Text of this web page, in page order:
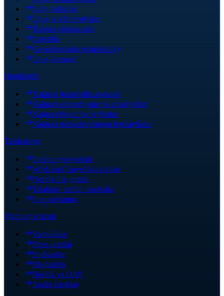
Ilmiy tadbirlar
Ilmiy konferensiyalar
Tasimo olimpiadasi
Patentlar
Guvohnomalar (malakaviy)
Ilmiy kengash
Hamkorlik
Xalqaro hamkorlik aloqalari
Xalqaro stipendiyalar va amaliyotlar
Xalqaro forum va loyihalar
Xalqaro uchrashuvlardan fotolavhalar
Talabalarga
Imtihon jarayonlari
Work and Travel jarayonlari
Nordik life jurnali
Talabalar uchun manbalar
Fotojamlanma
Matbuot xizmati
Yangiliklar
Press relizlar
Podkastlar
Mediateka
Nordik va OAV
Audio kitoblar